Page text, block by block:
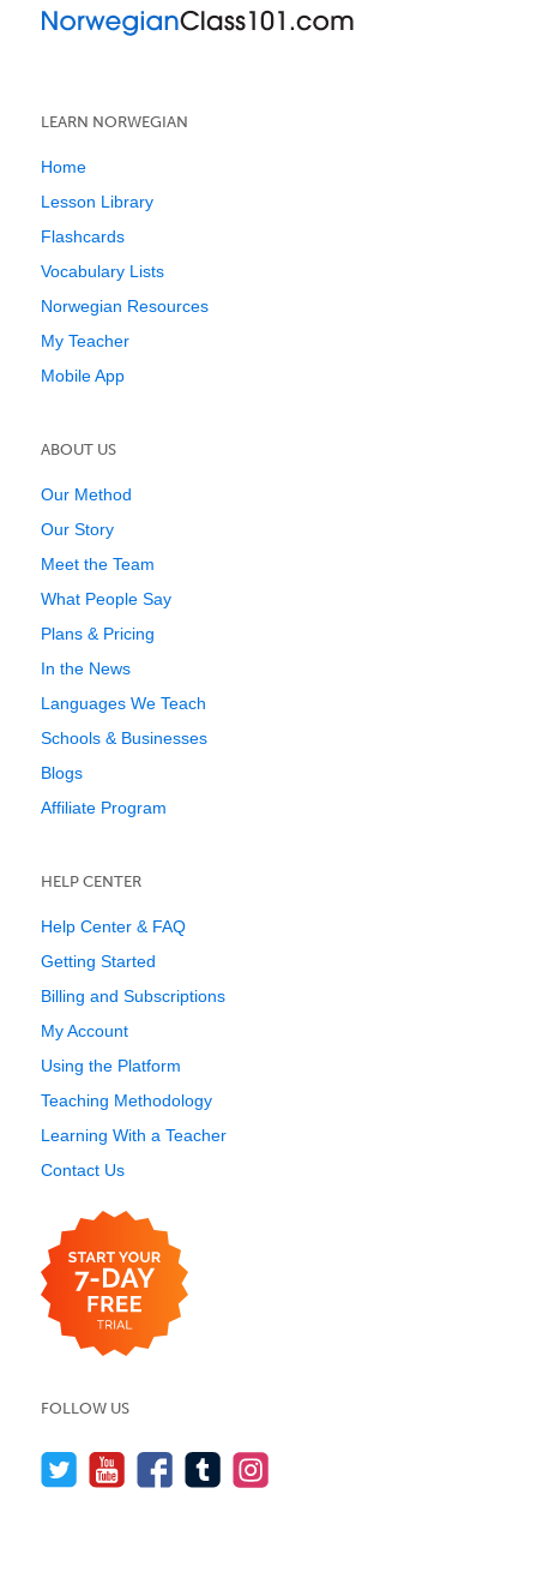
LEARN NORWEGIAN
Home
Lesson Library
Flashcards
Vocabulary Lists
Norwegian Resources
My Teacher
Mobile App
ABOUT US
Our Method
Our Story
Meet the Team
What People Say
Plans & Pricing
In the News
Languages We Teach
Schools & Businesses
Blogs
Affiliate Program
HELP CENTER
Help Center & FAQ
Getting Started
Billing and Subscriptions
My Account
Using the Platform
Teaching Methodology
Learning With a Teacher
Contact Us
FOLLOW US